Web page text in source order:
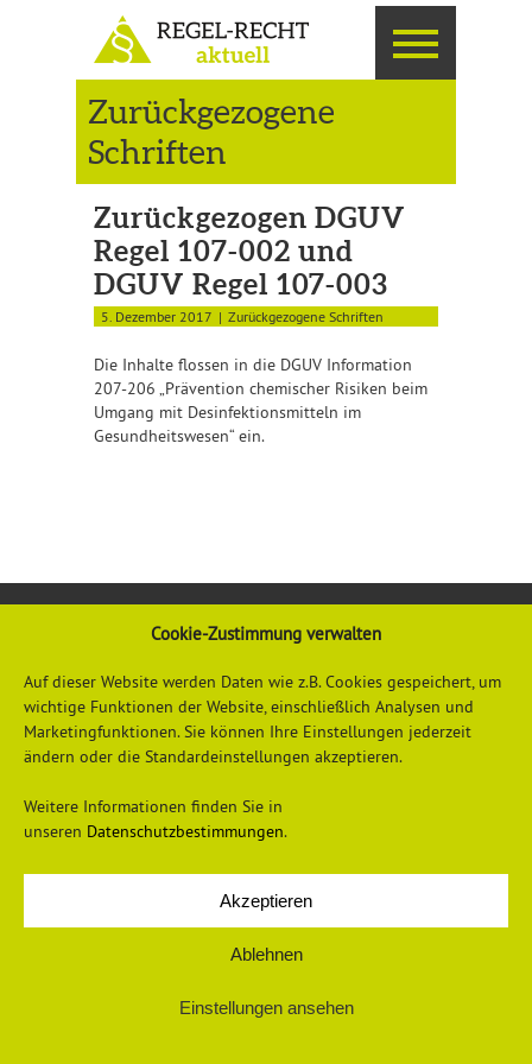
Cookie-Zustimmung verwalten
Auf dieser Website werden Daten wie z.B. Cookies gespeichert, um
wichtige Funktionen der Website, einschließlich Analysen und
Marketingfunktionen. Sie können Ihre Einstellungen jederzeit
ändern oder die Standardeinstellungen akzeptieren.
Weitere Informationen finden Sie in
unseren Datenschutzbestimmungen.
Akzeptieren
Ablehnen
Einstellungen ansehen
Zurückgezogene
Schriften
Zurückgezogen DGUV
Regel 107-002 und
DGUV Regel 107-003
5. Dezember 2017 Zurückgezogene Schriften
Die Inhalte flossen in die DGUV Information
207-206 „Prävention chemischer Risiken beim
Umgang mit Desinfektionsmitteln im
Gesundheitswesen“ ein.
© 2026 Universum Verlag